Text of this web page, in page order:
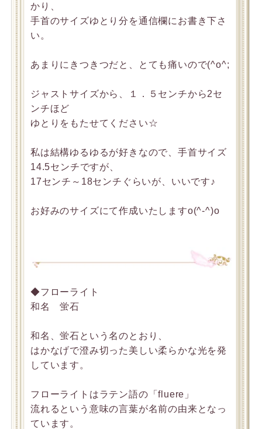
かり、
手首のサイズゆとり分を通信欄にお書き下さ
い。
あまりにきつきつだと、とても痛いので(^o^;
ジャストサイズから、１．５センチから2セ
ンチほど
ゆとりをもたせてください☆
私は結構ゆるゆるが好きなので、手首サイズ
14.5センチですが、
17センチ～18センチぐらいが、いいです♪
お好みのサイズにて作成いたしますo(^-^)o
◆フローライト
和名 蛍石
和名、蛍石という名のとおり、
はかなげで澄み切った美しい柔らかな光を発
しています。
フローライトはラテン語の「fluere」
流れるという意味の言葉が名前の由来となっ
ています。